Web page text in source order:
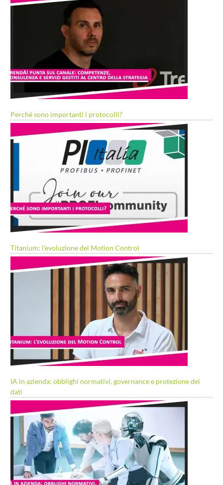
Perché sono importanti i protocolli?
Titanium: l’evoluzione del Motion Control
IA in azienda: obblighi normativi, governance e protezione dei
dati